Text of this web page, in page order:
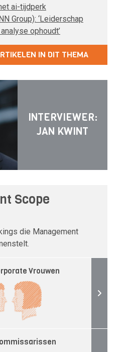
ai-tijdperk
Group): ‘Leiderschap
ophoudt’
IN DIT THEMA
INTERVIEWER:
JAN KWINT
Scope
die Management
Vrouwen